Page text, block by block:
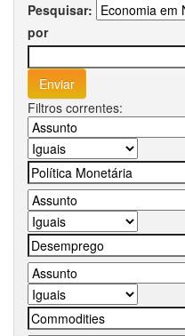
Pesquisar:
por
Filtros correntes: